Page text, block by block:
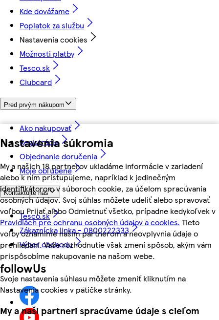
Nastavenia súkromia
My a našich 18 partnerov ukladáme informácie v zariadení
alebo k nim pristupujeme, napríklad k jedinečným
identifikátorom v súboroch cookie, za účelom spracúvania
osobných údajov. Svoj súhlas môžete udeliť alebo spravovať
voľbou Prijať alebo Odmietnuť všetko, prípadne kedykoľvek v
Pravidlách pre ochranu osobných údajov a cookies. Tieto
voľby oznámime našim partnerom a neovplyvnia údaje o
prehliadaní. Vaše rozhodnutie však zmení spôsob, akým vám
prispôsobíme nakupovanie na našom webe.
Svoje nastavenia súhlasu môžete zmeniť kliknutím na
Nastavenia cookies v pätičke stránky.
My a naši partneri spracúvame údaje s cieľom
Kde dovážame
Poplatok za službu
Nastavenia cookies
Možnosti platby
Tesco.sk
Clubcard
Pred prvým nákupom
Ako nakupovať
Registrácia
Objednanie doručenia
Moje obľúbené
Kontaktujte nás
Tesco.sk
Zákaznícka linka - 0800222333
Výber obchodu
followUs